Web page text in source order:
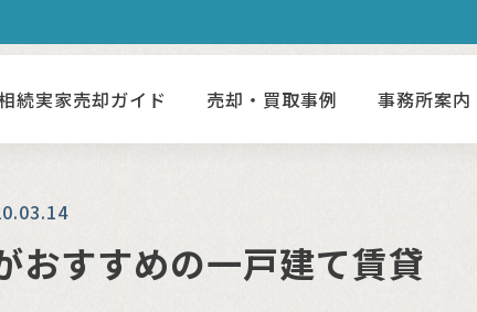
続実家売却ガイド 売却・買取事例 事務所案内
すすめの一戸建て賃貸